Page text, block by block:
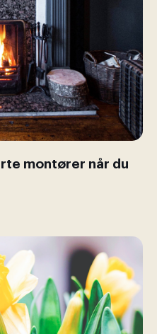
montører når du